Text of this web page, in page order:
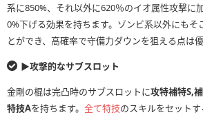
系に850%、それ以外に620％のイオ属性攻撃に
0%下げる効果を持ちます。ゾンビ系以外にもそ
とができ、高確率で守備力ダウンを狙える点は優
▶︎攻撃的なサブスロット
金剛の棍は完凸時のサブスロットに攻特補特S,
特技Aを持ちます。 全て特技のスキルをセット